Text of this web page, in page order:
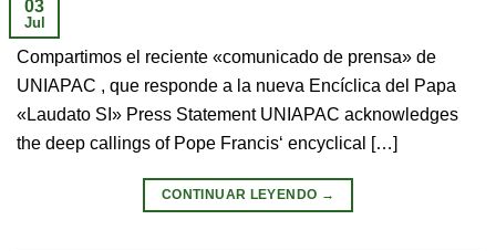
03
Jul
Compartimos el reciente «comunicado de prensa» de
UNIAPAC , que responde a la nueva Encíclica del Papa
«Laudato SI» Press Statement UNIAPAC acknowledges
the deep callings of Pope Francis‘ encyclical […]
CONTINUAR LEYENDO →